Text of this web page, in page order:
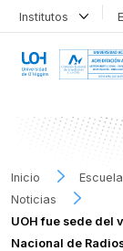
Institutos
Inicio
Noticias
UOH fue sede del
Nacional de